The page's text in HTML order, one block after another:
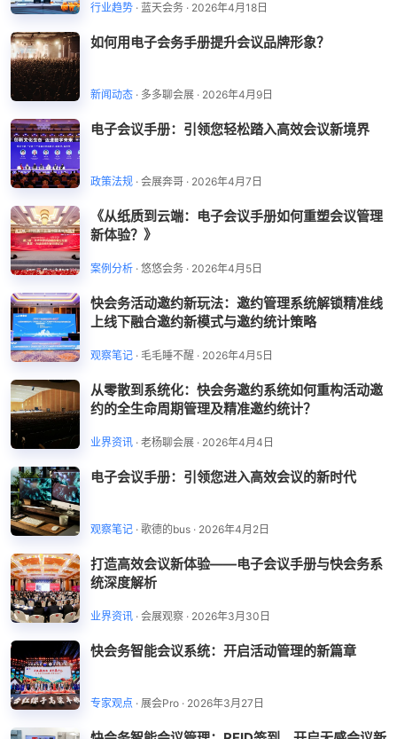
行业趋势 · 蓝天会务 · 2026年4月18日
如何用电子会务手册提升会议品牌形象？
新闻动态 · 多多聊会展 · 2026年4月9日
电子会议手册：引领您轻松踏入高效会议新境界
政策法规 · 会展奔哥 · 2026年4月7日
《从纸质到云端：电子会议手册如何重塑会议管理
新体验？》
案例分析 · 悠悠会务 · 2026年4月5日
快会务活动邀约新玩法：邀约管理系统解锁精准线
上线下融合邀约新模式与邀约统计策略
观察笔记 · 毛毛睡不醒 · 2026年4月5日
从零散到系统化：快会务邀约系统如何重构活动邀
约的全生命周期管理及精准邀约统计？
业界资讯 · 老杨聊会展 · 2026年4月4日
电子会议手册：引领您进入高效会议的新时代
观察笔记 · 歌德的bus · 2026年4月2日
打造高效会议新体验——电子会议手册与快会务系
统深度解析
业界资讯 · 会展观察 · 2026年3月30日
快会务智能会议系统：开启活动管理的新篇章
专家观点 · 展会Pro · 2026年3月27日